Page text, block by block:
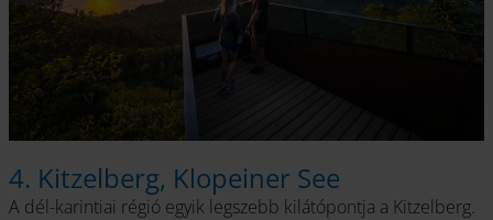
4. Kitzelberg, Klopeiner See
A dél-karintiai régió egyik legszebb kilátópontja a Kitzelberg.